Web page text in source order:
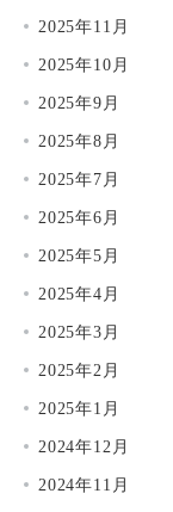
2025年11月
2025年10月
2025年9月
2025年8月
2025年7月
2025年6月
2025年5月
2025年4月
2025年3月
2025年2月
2025年1月
2024年12月
2024年11月